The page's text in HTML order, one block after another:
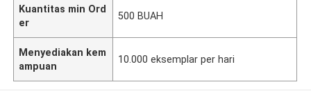
Kuantitas min Ord
er
500 BUAH
Menyediakan kem
ampuan
10.000 eksemplar per hari